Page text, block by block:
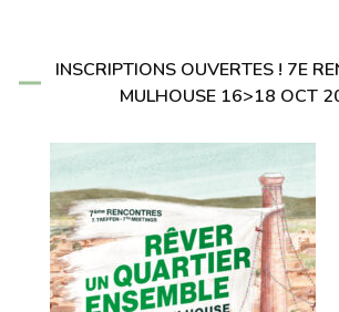
INSCRIPTIONS OUVERTES ! 7E
MULHOUSE 16>18 OCT